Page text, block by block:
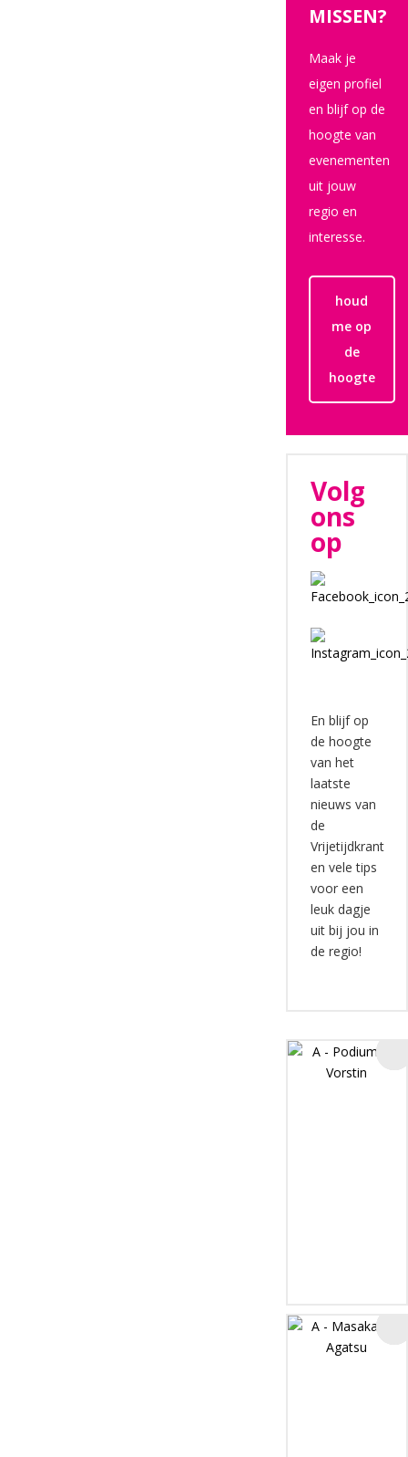
MISSEN?
Maak je
eigen profiel
en blijf op de
hoogte van
evenementen
uit jouw
regio en
interesse.
houd
me op
de
hoogte
Volg
ons
op
En blijf op
de hoogte
van het
laatste
nieuws van
de
Vrijetijdkrant
en vele tips
voor een
leuk dagje
uit bij jou in
de regio!